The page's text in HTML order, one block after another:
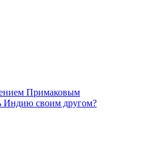
Примаковым
Индию своим другом?